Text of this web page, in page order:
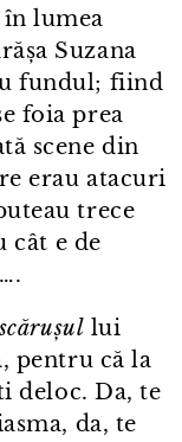
lumea
Suzana
fundul; fiind
foia prea
scene din
erau atacuri
trece
cât e de
lui
pentru că la
deloc. Da, te
da, te